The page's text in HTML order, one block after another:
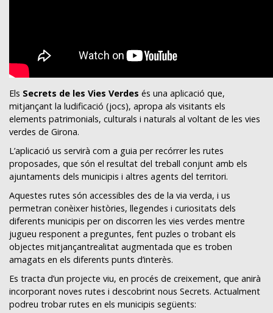
Els Secrets de les Vies Verdes és una aplicació que,
mitjançant la ludificació (jocs), apropa als visitants els
elements patrimonials, culturals i naturals al voltant de les vies
verdes de Girona.
L’aplicació us servirà com a guia per recórrer les rutes
proposades, que són el resultat del treball conjunt amb els
ajuntaments dels municipis i altres agents del territori.
Aquestes rutes són accessibles des de la via verda, i us
permetran conèixer històries, llegendes i curiositats dels
diferents municipis per on discorren les vies verdes mentre
jugueu responent a preguntes, fent puzles o trobant els
objectes mitjançantrealitat augmentada que es troben
amagats en els diferents punts d’interès.
Es tracta d’un projecte viu, en procés de creixement, que anirà
incorporant noves rutes i descobrint nous Secrets. Actualment
podreu trobar rutes en els municipis següents: